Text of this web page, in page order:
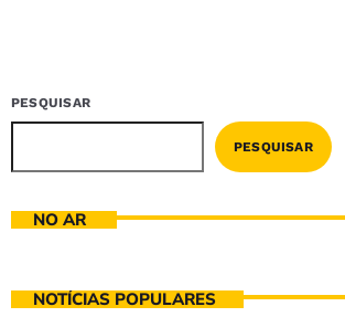
PESQUISAR
PESQUISAR
NO AR
NOTÍCIAS POPULARES